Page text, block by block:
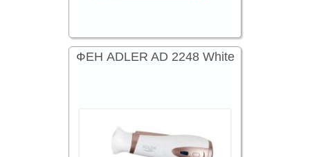
ФЕН ADLER AD 2248 White